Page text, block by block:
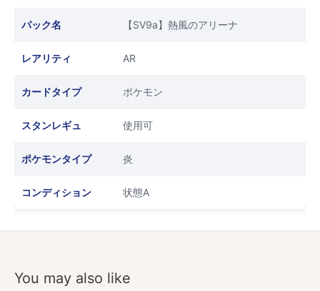
パック名 【SV9a】熱風のアリーナ
レアリティ AR
カードタイプ ポケモン
スタンレギュ 使用可
ポケモンタイプ 炎
コンディション 状態A
You may also like